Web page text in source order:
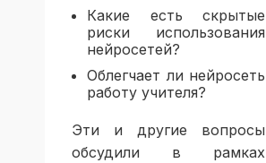
Какие есть скрытые
риски использования
нейросетей?
Облегчает ли нейросеть
работу учителя?
Эти и другие вопросы
обсудили в рамках